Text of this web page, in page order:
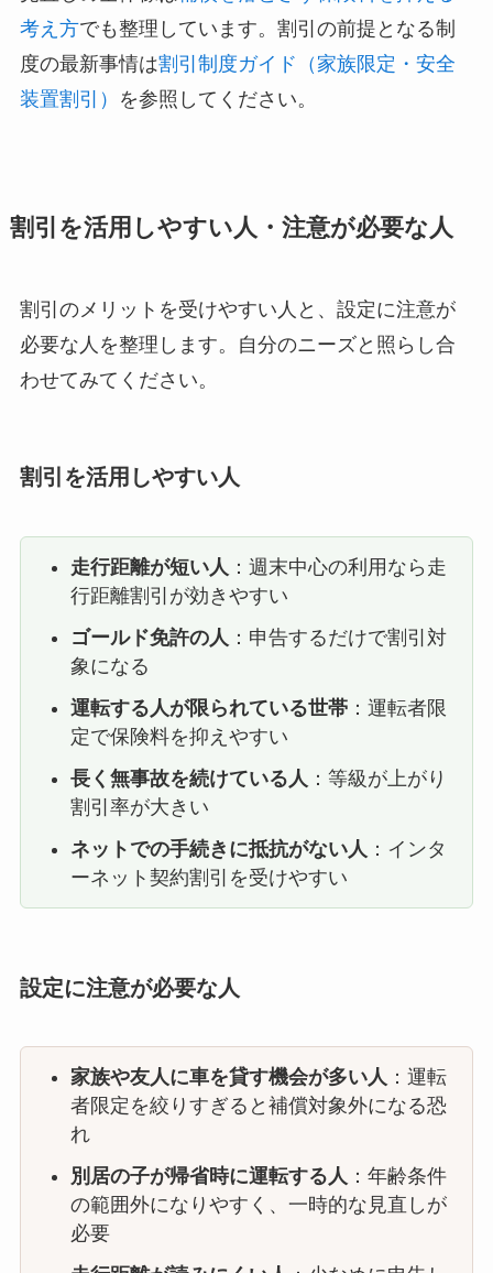
考え方でも整理しています。割引の前提となる制
度の最新事情は割引制度ガイド（家族限定・安全
装置割引）
を参照してください。
割引を活用しやすい人・注意が必要な人
割引のメリットを受けやすい人と、設定に注意が
必要な人を整理します。自分のニーズと照らし合
わせてみてください。
割引を活用しやすい人
走行距離が短い人 ：週末中心の利用なら走
行距離割引が効きやすい
ゴールド免許の人 ：申告するだけで割引対
象になる
運転する人が限られている世帯：運転者限
定で保険料を抑えやすい
長く無事故を続けている人 ：等級が上がり
割引率が大きい
ネットでの手続きに抵抗がない人 ：インタ
ーネット契約割引を受けやすい
設定に注意が必要な人
家族や友人に車を貸す機会が多い人 ：運転
者限定を絞りすぎると補償対象外になる恐
れ
別居の子が帰省時に運転する人 ：年齢条件
の範囲外になりやすく、一時的な見直しが
必要